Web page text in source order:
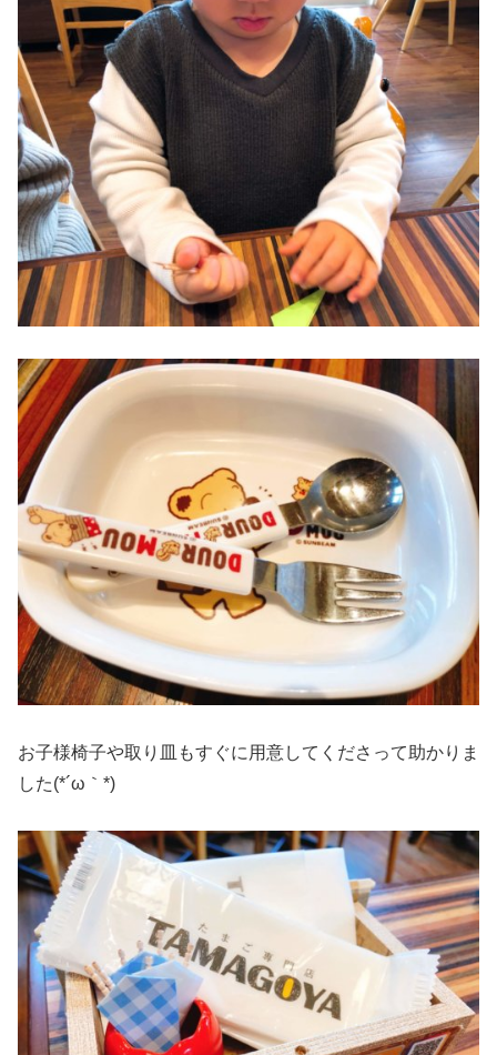
お子様椅子や取り皿もすぐに用意してくださって助かりま
した(*´ω｀*)